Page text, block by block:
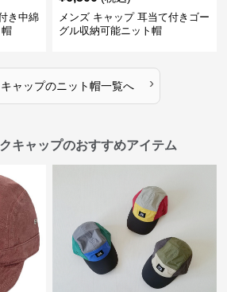
き中綿
メンズ キャップ 耳当て付きゴー
グル収納可能ニット帽
ャップのニット帽一覧へ ›
キャップのおすすめアイテム